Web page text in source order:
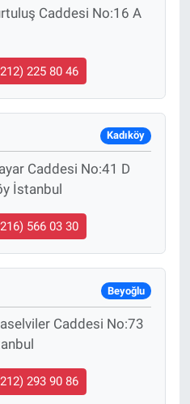
Caddesi No:16 A
225 80 46
Kadıköy
Caddesi No:41 D
İstanbul
566 03 30
Beyoğlu
Caddesi No:73
293 90 86